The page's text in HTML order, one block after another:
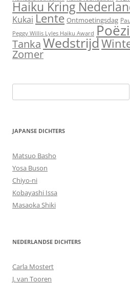
Haiku Kring
Kukai Lente Ontmoetingsdag
Peggy Willis Lyles Haiku Award
TankaWedstrijd
Zomer
naar:
JAPANSE DICHTERS
Matsuo Basho
Yosa Buson
Chiyo-ni
Kobayashi Issa
Masaoka Shiki
NEDERLANDSE DICHTERS
Carla Mostert
J. van Tooren